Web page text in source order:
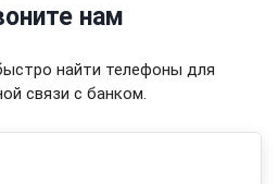
нам
найти телефоны для
связи с банком.